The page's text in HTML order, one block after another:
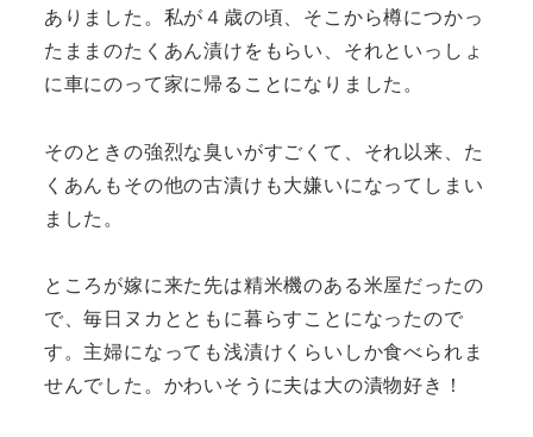
ありました。私が４歳の頃、そこから樽につかっ
たままのたくあん漬けをもらい、それといっしょ
に車にのって家に帰ることになりました。
そのときの強烈な臭いがすごくて、それ以来、た
くあんもその他の古漬けも大嫌いになってしまい
ました。
ところが嫁に来た先は精米機のある米屋だったの
で、毎日ヌカとともに暮らすことになったので
す。主婦になっても浅漬けくらいしか食べられま
せんでした。かわいそうに夫は大の漬物好き！